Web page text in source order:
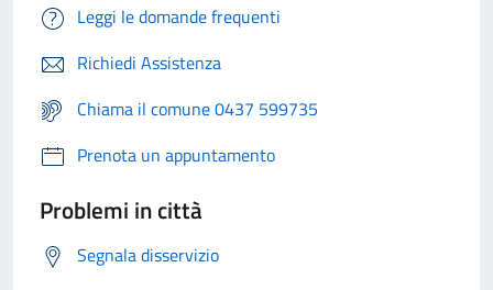
Leggi le domande frequenti
Richiedi Assistenza
Chiama il comune 0437 599735
Prenota un appuntamento
Problemi in città
Segnala disservizio